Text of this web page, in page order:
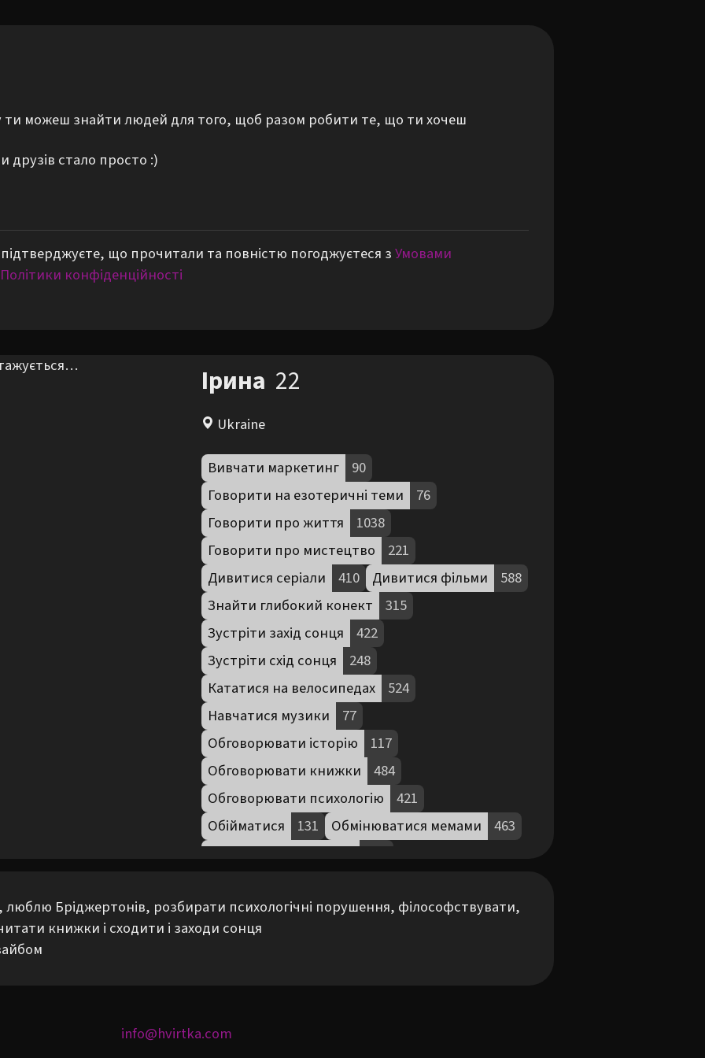
ти можеш знайти людей для того, щоб разом робити те, що ти хочеш
стало просто :)
що прочитали та повністю погоджуєтеся зУмовами
Політики конфіденційності
Ірина 22
Ukraine
Вивчати маркетинг
90
Говорити на езотеричні теми
76
Говорити про життя
1038
Говорити про мистецтво
221
Дивитися серіали
410 Дивитися фільми
588
Знайти глибокий конект
315
Зустріти захід сонця
422
Зустріти схід сонця
248
Кататися на велосипедах
524
Навчатися музики
77
Обговорювати історію
117
Обговорювати книжки
484
Обговорювати психологію
421
Обійматися
131 Обмінюватися мемами
463
Піти в ботанічний сад
322
Піти на виставку
390 Піти на каву
976
Піти на фестиваль
Бріджертонів, розбирати психологічні порушення, філософствувати,
книжки і сходити і заходи сонця
info@hvirtka.com